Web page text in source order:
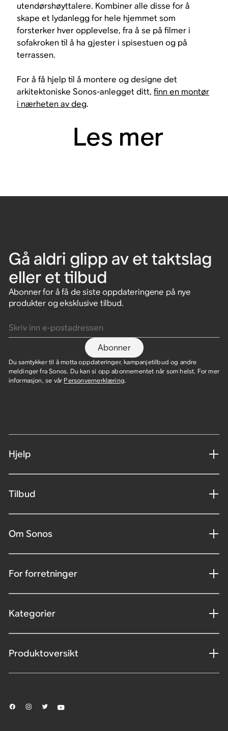
utendørshøyttalere. Kombiner alle disse for å
skape et lydanlegg for hele hjemmet som
forsterker hver opplevelse, fra å se på filmer i
sofakroken til å ha gjester i spisestuen og på
terrassen.
For å få hjelp til å montere og designe det
arkitektoniske Sonos-anlegget ditt,finn en montør
i nærheten av deg.
Les mer
Gå aldri glipp av et taktslag
eller et tilbud
Abonner for å få de siste oppdateringene på nye
produkter og eksklusive tilbud.
Abonner
Du samtykker til å motta oppdateringer, kampanjetilbud og andre
meldinger fra Sonos. Du kan si opp abonnementet når som helst. For mer
informasjon, se vår Personvernerklæring.
Hjelp
Tilbud
Om Sonos
For forretninger
Kategorier
Produktoversikt